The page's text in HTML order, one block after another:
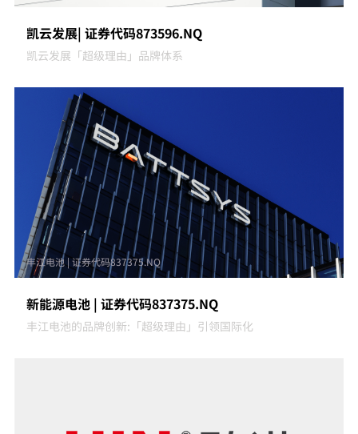
凯云发展| 证券代码873596.NQ
凯云发展「超级理由」品牌体系
丰江电池 | 证券代码837375.NQ
新能源电池 | 证券代码837375.NQ
丰江电池的品牌创新:「超级理由」引领国际化